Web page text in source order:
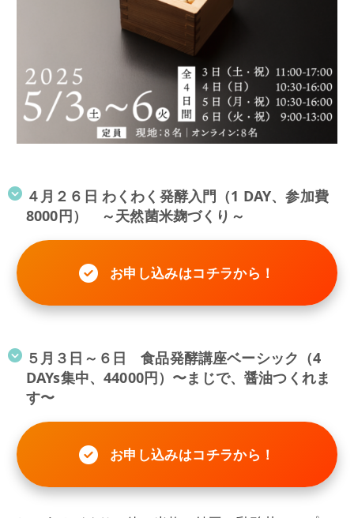
４月２６日 わくわく発酵入門（1 DAY、参加費
8000円） ～天然菌米麹づくり～
お申し込みはコチラから！
５月３日～６日 食品発酵講座ベーシック（4
DAYs集中、44000円）〜まじで、醤油つくれま
す〜
お申し込みはコチラから！